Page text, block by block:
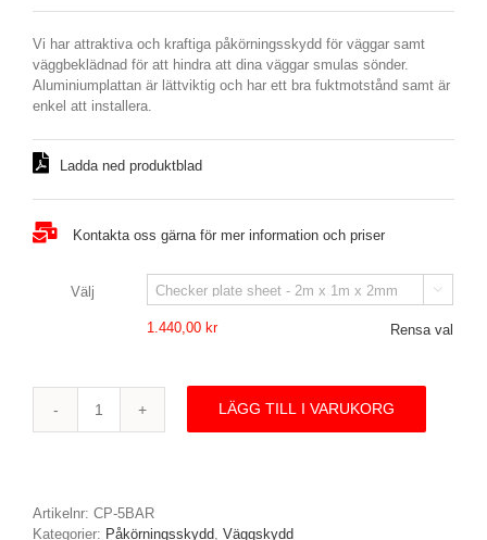
1.440,00 kr
Vi har attraktiva och kraftiga påkörningsskydd för väggar samt
väggbeklädnad för att hindra att dina väggar smulas sönder.
Aluminiumplattan är lättviktig och har ett bra fuktmotstånd samt är
enkel att installera.
Ladda ned produktblad
Kontakta oss gärna för mer information och priser
Välj 
1.440,00 kr Rensa val
Checker
LÄGG TILL I VARUKORG
Artikelnr: CP-5BAR
Kategorier: Påkörningsskydd Väggskydd